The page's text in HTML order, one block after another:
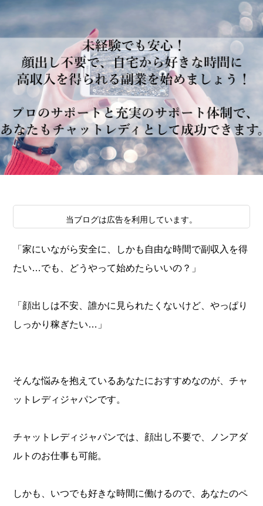
当ブログは広告を利用しています。
「家にいながら安全に、しかも自由な時間で副収入を得
たい…でも、どうやって始めたらいいの？」
「顔出しは不安、誰かに見られたくないけど、やっぱり
しっかり稼ぎたい…」
そんな悩みを抱えているあなたにおすすめなのが、チャ
ットレディジャパンです。
チャットレディジャパンでは、顔出し不要で、ノンアダ
ルトのお仕事も可能。
しかも、いつでも好きな時間に働けるので、あなたのペ